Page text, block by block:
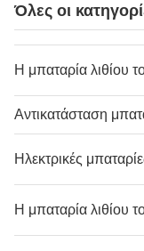
Όλες οι
Η μπαταρία λιθίου
Αντικατάσταση
Ηλεκτρικές
Η μπαταρία λιθίου